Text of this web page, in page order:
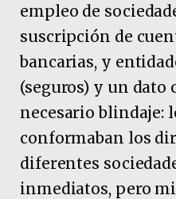
empleo de
suscripción de
bancarias, y
(seguros) y un dato
necesario blindaje:
conformaban los
diferentes
inmediatos, pero